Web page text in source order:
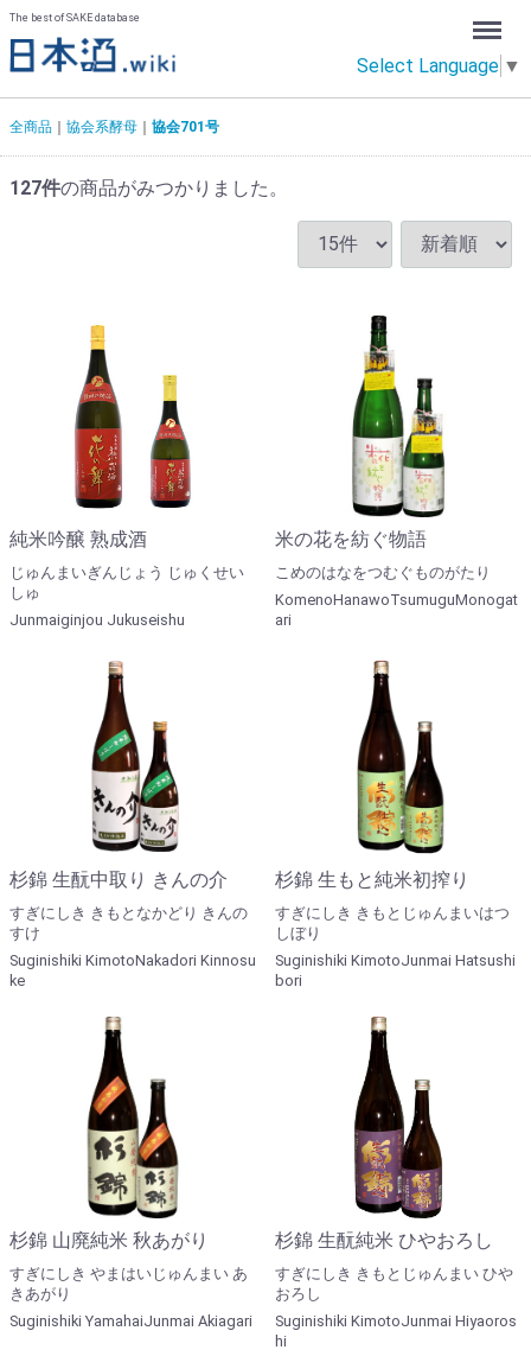
The best of SAKE database
Select Language ▼
Menu
全商品 協会系酵母 協会701号
127件の商品がみつかりました。
純米吟醸 熟成酒
じゅんまいぎんじょう じゅくせい
しゅ
Junmaiginjou Jukuseishu
米の花を紡ぐ物語
こめのはなをつむぐものがたり
KomenoHanawoTsumuguMonogat
ari
杉錦 生酛中取り きんの介
すぎにしき きもとなかどり きんの
すけ
Suginishiki KimotoNakadori Kinnosu
ke
杉錦 生もと純米初搾り
すぎにしき きもとじゅんまいはつ
しぼり
Suginishiki KimotoJunmai Hatsushi
bori
杉錦 山廃純米 秋あがり
すぎにしき やまはいじゅんまい あ
きあがり
Suginishiki YamahaiJunmai Akiagari
杉錦 生酛純米 ひやおろし
すぎにしき きもとじゅんまい ひや
おろし
Suginishiki KimotoJunmai Hiyaoros
hi